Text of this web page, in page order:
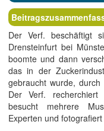
Der Verf. beschäftigt
Drensteinfurt bei
boomte und dann
das in der
gebraucht wurde,
Der Verf. recherchiert
besucht mehrere
Experten und